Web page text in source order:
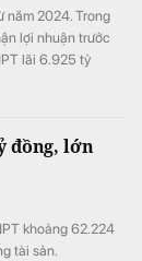
năm 2024. Trong
lợi nhuận trước
lãi 6.925 tỷ
đồng, lớn
khoảng 62.224
tài sản.